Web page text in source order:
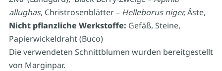
allughas, Christrosenblätter – Helleborus niger,Äste,
Nicht pflanzliche Werkstoffe: Gefäß, Steine,
Papierwickeldraht (Buco)
Die verwendeten Schnittblumen wurden bereitgestellt
von Marginpar.